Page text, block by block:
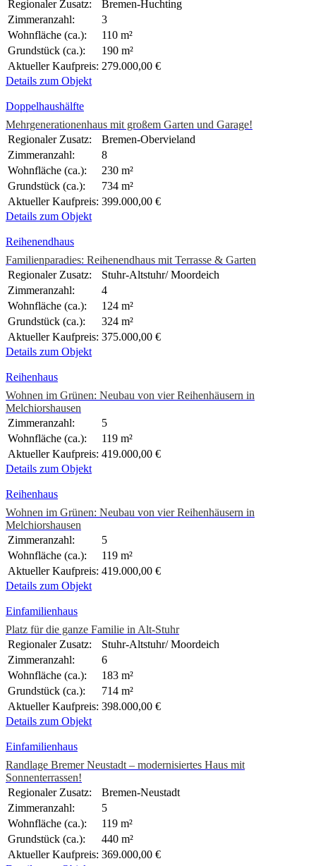
Regionaler Zusatz:
Bremen-Huchting
Zimmeranzahl:
3
Wohnfläche (ca.):
110 m²
Grundstück (ca.):
190 m²
Aktueller Kaufpreis: 279.000,00 €
Details zum Objekt
Doppelhaushälfte
Mehrgenerationenhaus mit großem Garten und Garage!
Regionaler Zusatz:
Bremen-Obervieland
Zimmeranzahl:
8
Wohnfläche (ca.):
230 m²
Grundstück (ca.):
734 m²
Aktueller Kaufpreis: 399.000,00 €
Details zum Objekt
Reihenendhaus
Familienparadies: Reihenendhaus mit Terrasse & Garten
Regionaler Zusatz:
Stuhr-Altstuhr/ Moordeich
Zimmeranzahl:
4
Wohnfläche (ca.):
124 m²
Grundstück (ca.):
324 m²
Aktueller Kaufpreis: 375.000,00 €
Details zum Objekt
Reihenhaus
Wohnen im Grünen: Neubau von vier Reihenhäusern in
Melchiorshausen
Zimmeranzahl:
5
Wohnfläche (ca.):
119 m²
Aktueller Kaufpreis: 419.000,00 €
Details zum Objekt
Reihenhaus
Wohnen im Grünen: Neubau von vier Reihenhäusern in
Melchiorshausen
Zimmeranzahl:
5
Wohnfläche (ca.):
119 m²
Aktueller Kaufpreis: 419.000,00 €
Details zum Objekt
Einfamilienhaus
Platz für die ganze Familie in Alt-Stuhr
Regionaler Zusatz:
Stuhr-Altstuhr/ Moordeich
Zimmeranzahl:
6
Wohnfläche (ca.):
183 m²
Grundstück (ca.):
714 m²
Aktueller Kaufpreis: 398.000,00 €
Details zum Objekt
Einfamilienhaus
Randlage Bremer Neustadt – modernisiertes Haus mit
Sonnenterrassen!
Regionaler Zusatz:
Bremen-Neustadt
Zimmeranzahl:
5
Wohnfläche (ca.):
119 m²
Grundstück (ca.):
440 m²
Aktueller Kaufpreis: 369.000,00 €